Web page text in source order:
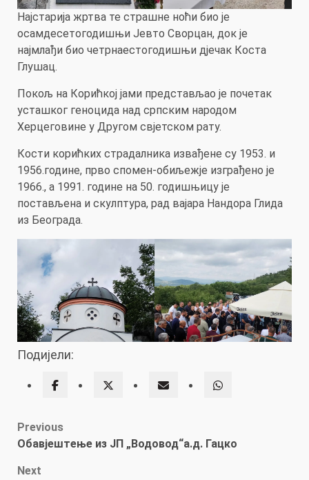
Најстарија жртва те страшне ноћи био је
осамдесетогодишњи Јевто Сворцан, док је
најмлађи био четрнаестогодишњи дјечак Коста
Глушац.
Покољ на Корићкој јами представљао је почетак
усташког геноцида над српским народом
Херцеговине у Другом свјетском рату.
Кости корићких страдалника извађене су 1953. и
1956.године, прво спомен-обиљежје изграђено је
1966., а 1991. године на 50. годишњицу је
постављена и скулптура, рад вајара Нандора Глида
из Београда.
Подијели:
Post
Previous
Обавјештење из ЈП „Водовод“а.д. Гацко
Next